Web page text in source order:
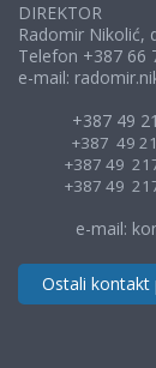
DIREKTOR
Radomir Nikolić,
Telefon +387 66
e-mail:
+387 49
+387 49
+387 49 217
+387 49 217
e-mail:
Ostali kontakt